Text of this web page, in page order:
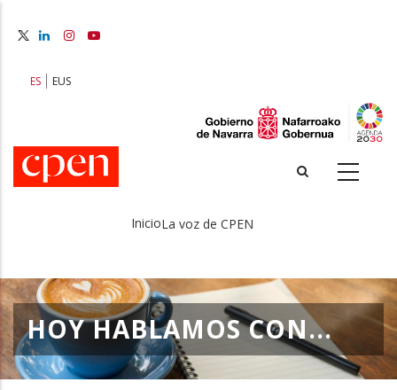
principal
ES EUS
enlaces
de
ayuda
InicioLa voz de CPEN
HOY HABLAMOS CON...